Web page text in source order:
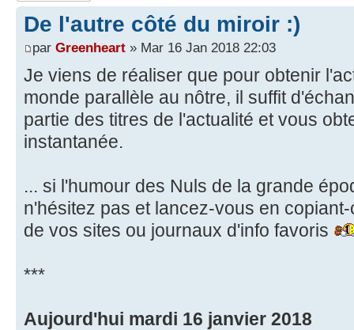
De l'autre côté du miroir :)
par Greenheart » Mar 16 Jan 2018 22:03
Je viens de réaliser que pour obtenir
monde parallèle au nôtre, il suffit
partie des titres de l'actualité et vous
instantanée.
... si l'humour des Nuls de la grande
n'hésitez pas et lancez-vous en
de vos sites ou journaux d'info favoris
***
Aujourd'hui mardi 16 janvier 2018